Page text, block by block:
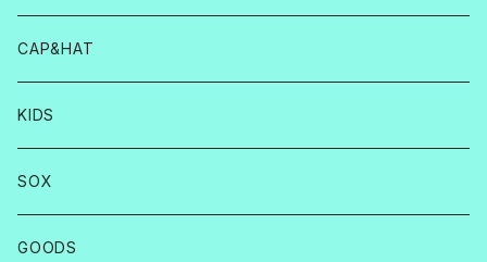
CAP&HAT
KIDS
SOX
GOODS